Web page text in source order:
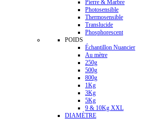
Pierre & Marbre
Photosensible
Thermosensible
Translucide
Phosphorescent
POIDS
Échantillon Nuancier
Au mètre
250g
500g
800g
1Kg
3Kg
5Kg
9 & 10Kg XXL
DIAMÈTRE